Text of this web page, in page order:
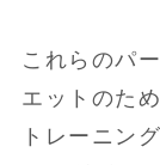
これらのパ
エットのた
トレーニン